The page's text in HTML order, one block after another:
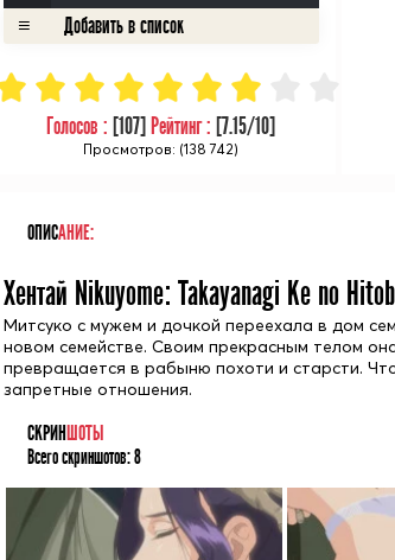
Голосов : [107] Рейтинг : [7.15/10]
Просмотров: (138 742)
ОПИСАНИЕ:
Хентай Nikuyome: Takayanagi Ke no
Митсуко с мужем и дочкой переехала в дом
новом семействе. Своим прекрасным телом
превращается в рабыню похоти и старсти.
запретные отношения.
СКРИНШОТЫ
Всего скриншотов:8